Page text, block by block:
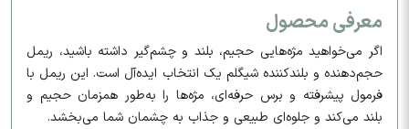
معرفی محصول
اگر می‌خواهید مژه‌هایی حجیم، بلند و چشم‌گیر داشته باشید، ریمل
حجم‌دهنده و بلندکننده شیگلم یک انتخاب ایده‌آل است. این ریمل با
فرمول پیشرفته و برس حرفه‌ای، مژه‌ها را به‌طور همزمان حجیم و
بلند می‌کند و جلوه‌ای طبیعی و جذاب به چشمان شما می‌بخشد.